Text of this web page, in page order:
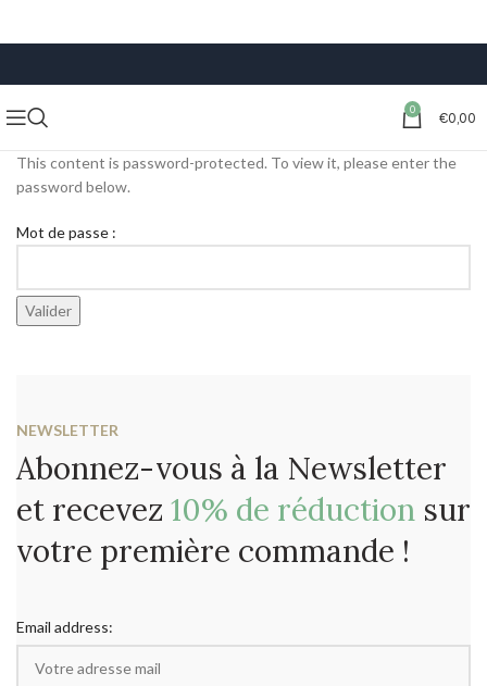
0 €0,00
This content is password-protected. To view it, please enter the
password below.
Mot de passe :
NEWSLETTER
Abonnez-vous à la Newsletter
et recevez 10% de réduction sur
votre première commande !
Email address: